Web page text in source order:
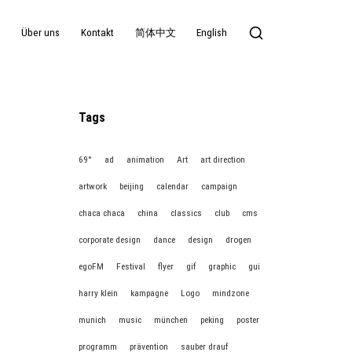
Über uns Kontakt 简体中文 English
Tags
69° ad animation Art art direction
artwork beijing calendar campaign
chaca chaca china classics club cms
corporate design dance design drogen
egoFM Festival flyer gif graphic gui
harry klein kampagne Logo mindzone
munich music münchen peking poster
programm prävention sauber drauf